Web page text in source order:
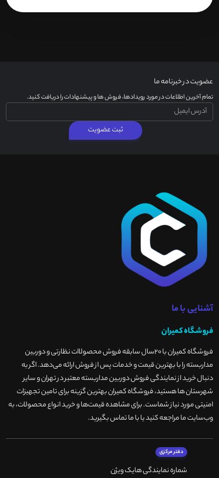
عضویت در خبرنامه ما
تمام آخرین اطلاعات در مورد رویدادها، فروش ها و پیشنهادات را دریافت کنید.
ثبت عضویت
آشنایی با ما
فروشگاه کمیران
فروشگاه کمیران با ۲۰سال سابقه فروش محصولاات نظارتی و دوربین
مداربسته را با بهترین قیمت و خدمات پس از فروش ارائه می‌دهد. اگر به
دنبال خرید از نمایندگی فروش دوربین مداربسته معتبر در تهران و سایر
شهرستان ها هستید، فروشگاه کمیران بهترین گزینه برای تامین تجهیزات
امنیتی مورد نیاز شماست. برای مشاهده قیمت‌ها و خرید انواع محصولات، به
وب‌سایت ما مراجعه کنید یا با ما تماس بگیرید.
دفتر مرکزی
شماره نمایندگی هایک ویژن